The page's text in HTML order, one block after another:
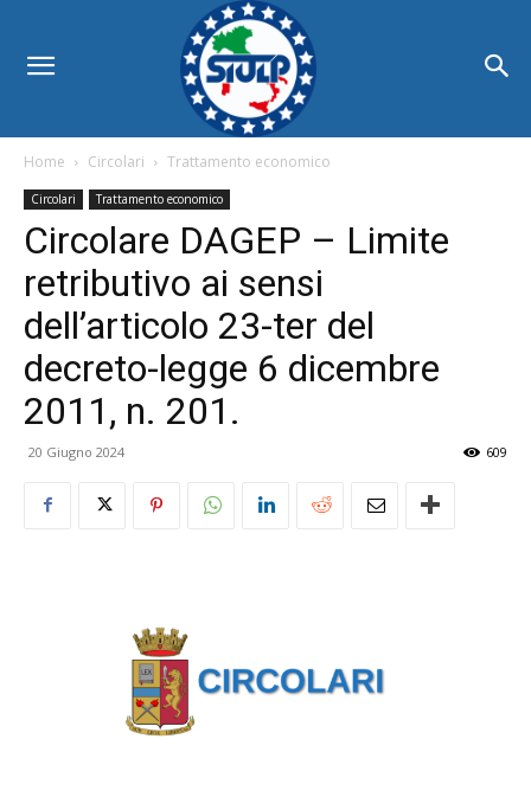
Home Circolari Trattamento economico
Circolari Trattamento economico
Circolare DAGEP – Limite
retributivo ai sensi
dell’articolo 23-ter del
decreto-legge 6 dicembre
2011, n. 201.
20 Giugno 2024 609